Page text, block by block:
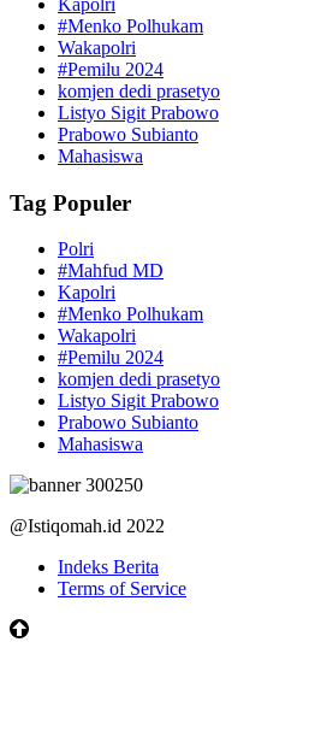
Kapolri
#Menko Polhukam
Wakapolri
#Pemilu 2024
komjen dedi prasetyo
Listyo Sigit Prabowo
Prabowo Subianto
Mahasiswa
Tag Populer
Polri
#Mahfud MD
Kapolri
#Menko Polhukam
Wakapolri
#Pemilu 2024
komjen dedi prasetyo
Listyo Sigit Prabowo
Prabowo Subianto
Mahasiswa
@Istiqomah.id 2022
Indeks Berita
Terms of Service